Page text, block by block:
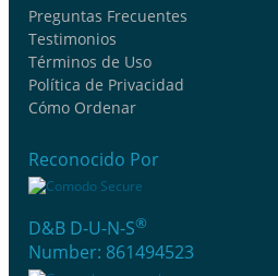
Preguntas Frecuentes
Testimonios
Términos de Uso
Política de Privacidad
Cómo Ordenar
Reconocido Por
D&B D-U-N-S®
Number: 861494523